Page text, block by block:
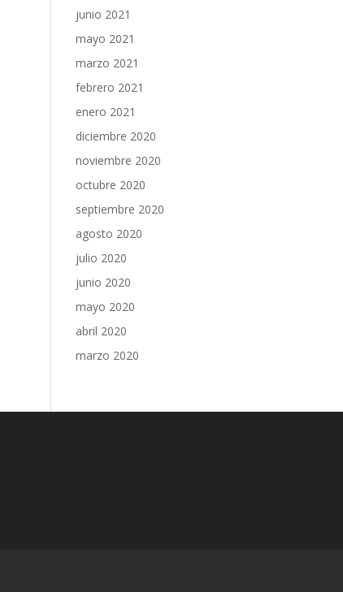
junio 2021
mayo 2021
marzo 2021
febrero 2021
enero 2021
diciembre 2020
noviembre 2020
octubre 2020
septiembre 2020
agosto 2020
julio 2020
junio 2020
mayo 2020
abril 2020
marzo 2020